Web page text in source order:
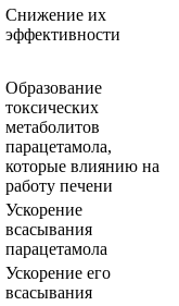
Снижение их
эффективности
Образование
токсических
метаболитов
парацетамола,
которые влиянию на
работу печени
Ускорение
всасывания
парацетамола
Ускорение его
всасывания